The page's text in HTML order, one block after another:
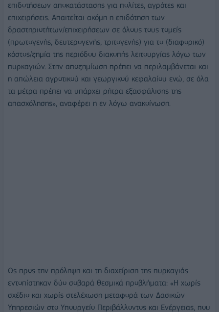
επιδοτήσεων αποκατάστασης για πολίτες, αγρότες και
επιχειρήσεις. Απαιτείται ακόμη η επιδότηση των
δραστηριοτήτων/επιχειρήσεων σε όλους τους τομείς
(πρωτογενής, δευτερογενής, τριτογενής) για το (διαφορικό)
κόστος/ζημία της περιόδου διακοπής λειτουργίας λόγω των
πυρκαγιών. Στην αποζημίωση πρέπει να περιλαμβάνεται και
η απώλεια αγροτικού και γεωργικού κεφαλαίου ενώ, σε όλα
τα μέτρα πρέπει να υπάρχει ρήτρα εξασφάλισης της
απασχόλησης», αναφέρει η εν λόγω ανακοίνωση.
Ως προς την πρόληψη και τη διαχείριση της πυρκαγιάς
εντοπίστηκαν δύο σοβαρά θεσμικά προβλήματα: «Η χωρίς
σχέδιο και χωρίς στελέχωση μεταφορά των Δασικών
Υπηρεσιών στο Υπουργείο Περιβάλλοντος και Ενέργειας, που